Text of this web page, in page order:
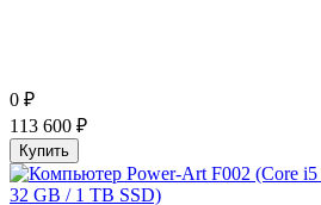
0 ₽
113 600 ₽
Купить